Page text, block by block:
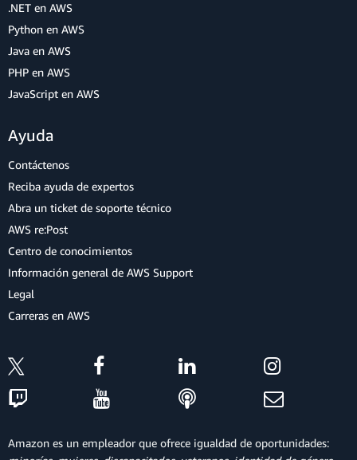
.NET en AWS
Python en AWS
Java en AWS
PHP en AWS
JavaScript en AWS
Ayuda
Contáctenos
Reciba ayuda de expertos
Abra un ticket de soporte técnico
AWS re:Post
Centro de conocimientos
Información general de AWS Support
Legal
Carreras en AWS
Amazon es un empleador que ofrece igualdad de oportunidades: